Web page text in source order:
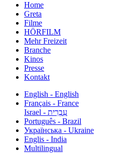
Home
Greta
Filme
HÖRFILM
Mehr Freizeit
Branche
Kinos
Presse
Kontakt
English - English
Français - France
עִבְרִית - Israel
Português - Brazil
Українська - Ukraine
Englis - India
Multilingual